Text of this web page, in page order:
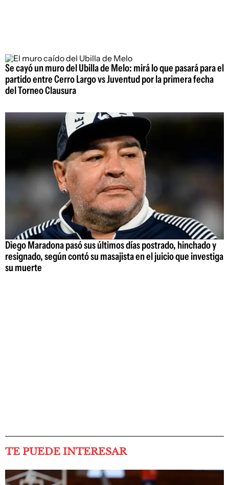
Se cayó un muro del Ubilla de Melo: mirá lo que pasará para el
partido entre Cerro Largo vs Juventud por la primera fecha
del Torneo Clausura
Diego Maradona pasó sus últimos días postrado, hinchado y
resignado, según contó su masajista en el juicio que investiga
su muerte
TE PUEDE INTERESAR